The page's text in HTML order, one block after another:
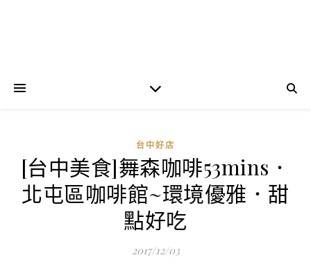
台中好店
[台中美食]舞森咖啡53mins．
北屯區咖啡館~環境優雅．甜
點好吃
2017/12/03